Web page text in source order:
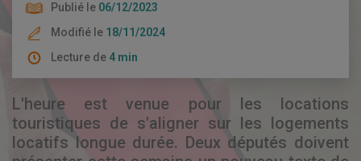
Publié le 06/12/2023
Modifié le 18/11/2024
Lecture de 4 min
L'heure est venue pour les locations
touristiques de s'aligner sur les logements
locatifs longue durée. Deux députés doivent